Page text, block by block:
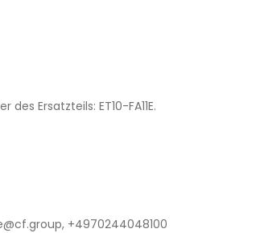
Ersatzteils: ET10-FA11E.
+4970244048100